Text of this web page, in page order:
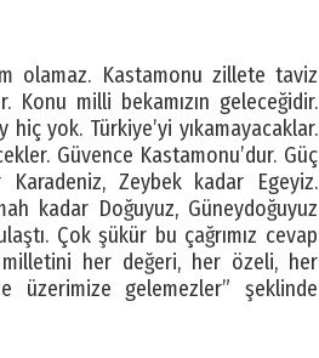
olamaz. Kastamonu zillete taviz
Konu milli bekamızın geleceğidir.
yok. Türkiye’yi yıkamayacaklar.
Güvence Kastamonu’dur. Güç
Zeybek kadar Egeyiz.
kadar Doğuyuz, Güneydoğuyuz
Çok şükür bu çağrımız cevap
her değeri, her özeli, her
üzerimize gelemezler” şeklinde